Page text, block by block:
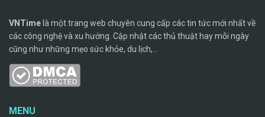
VNTimelà một trang web chuyên cung cấp các tin tức mới nhất về
các công nghệ và xu hướng. Cập nhật các thủ thuật hay mỗi ngày
cũng như những mẹo sức khỏe, du lịch,...
MENU